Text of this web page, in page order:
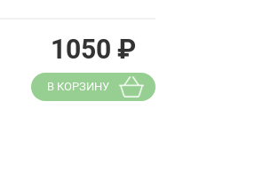
1050 ₽
В КОРЗИНУ